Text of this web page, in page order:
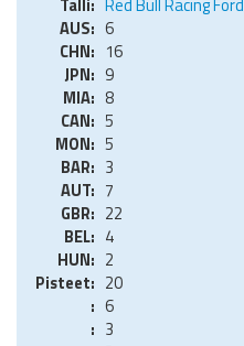
Red Bull Racing Ford
6
16
9
8
5
5
3
7
22
4
2
20
6
3